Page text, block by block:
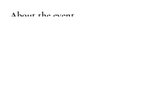
About the event